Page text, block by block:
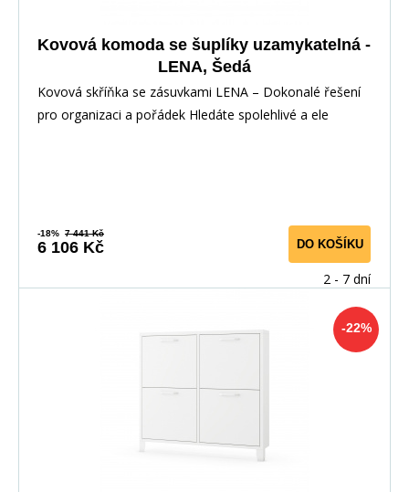
Kovová komoda se šuplíky uzamykatelná -
LENA, Šedá
Kovová skříňka se zásuvkami LENA – Dokonalé řešení
pro organizaci a pořádek Hledáte spolehlivé a ele
-18% 7 441 Kč
6 106 Kč DO KOŠÍKU
2 - 7 dní
-22%